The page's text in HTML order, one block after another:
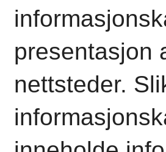
presentasjon
nettsteder.